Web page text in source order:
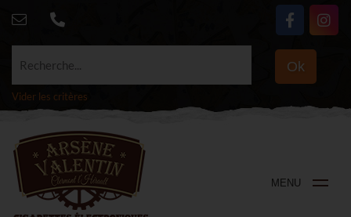
Recherche... Ok
Vider les critères
MENU